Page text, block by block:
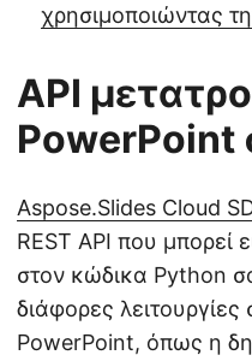
χρησιμοποιώντας
API
PowerPoint
Aspose.Slides Cloud
REST API που
στον κώδικα Python
διάφορες
PowerPoint, όπως η